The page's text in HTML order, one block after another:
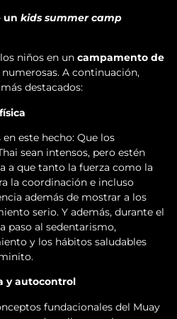
un kids summer camp
niños en un campamento de
numerosas. A continuación,
destacados:
este hecho: Que los
sean intensos, pero estén
a que tanto la fuerza como la
la coordinación e incluso
además de mostrar a los
serio. Y además, durante el
paso al sedentarismo,
y los hábitos saludables
y autocontrol
fundacionales del Muay